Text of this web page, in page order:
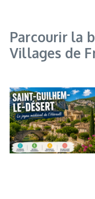
Parcourir la
Villages de